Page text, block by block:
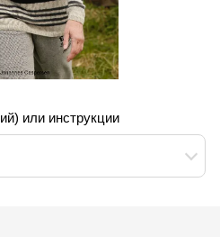
или инструкции